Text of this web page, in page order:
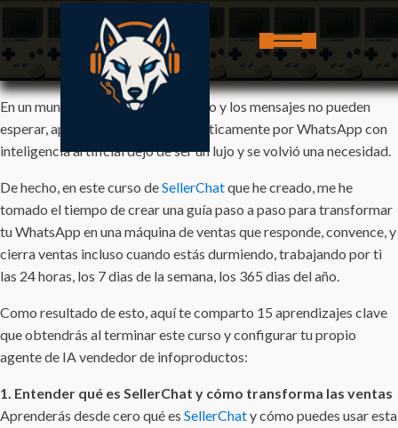
En un mundo donde el tiempo es oro y los mensajes no pueden
esperar, aprender a vender automáticamente por WhatsApp con
inteligencia artificial dejó de ser un lujo y se volvió una necesidad.
De hecho, en este curso deSellerChatque he creado, me he
tomado el tiempo de crear una guía paso a paso para transformar
tu WhatsApp en una máquina de ventas que responde, convence, y
cierra ventas incluso cuando estás durmiendo, trabajando por ti
las 24 horas, los 7 dias de la semana, los 365 dias del año.
Como resultado de esto, aquí te comparto 15 aprendizajes clave
que obtendrás al terminar este curso y configurar tu propio
agente de IA vendedor de infoproductos:
1. Entender qué es SellerChat y cómo transforma las ventas
Aprenderás desde cero qué es SellerChaty cómo puedes usar esta